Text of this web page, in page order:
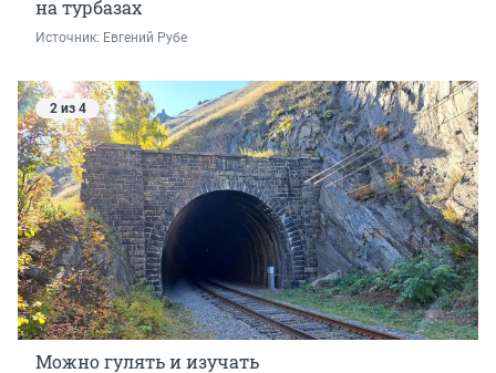
на турбазах
Источник: Евгений Рубе
2 из 4
Можно гулять и изучать